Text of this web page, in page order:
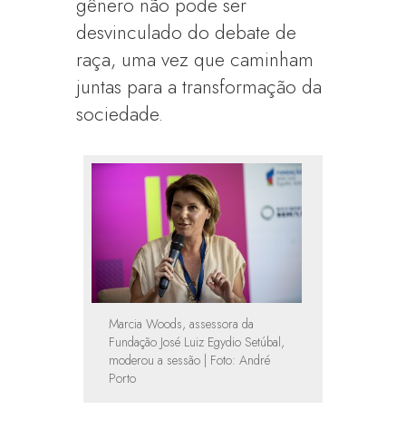
desvinculado do debate de
raça, uma vez que caminham
juntas para a transformação da
sociedade.
Marcia Woods, assessora da
Fundação José Luiz Egydio Setúbal,
moderou a sessão | Foto: André
Porto